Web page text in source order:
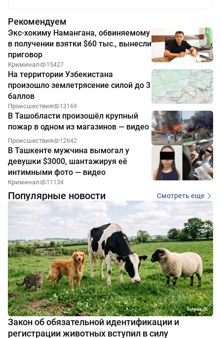
Рекомендуем
Экс-хокиму Намангана, обвиняемому
в получении взятки $60 тыс., вынесли
приговор
Криминал 15427
На территории Узбекистана
произошло землетрясение силой до 3
баллов
Происшествия 13169
В Ташобласти произошёл крупный
пожар в одном из магазинов — видео
Происшествия 12642
В Ташкенте мужчина вымогал у
девушки $3000, шантажируя её
интимными фото — видео
Криминал 11134
Популярные новости Смотреть еще
Закон об обязательной идентификации и
регистрации животных вступил в силу